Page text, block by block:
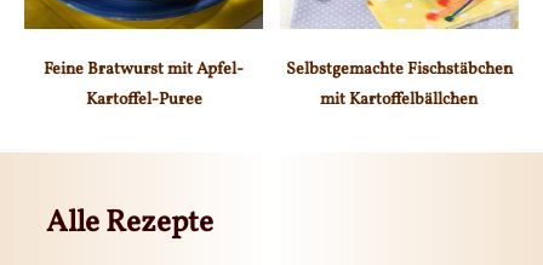
Feine Bratwurst mit Apfel-
Kartoffel-Puree
Selbstgemachte Fischstäbchen
mit Kartoffelbällchen
Alle Rezepte